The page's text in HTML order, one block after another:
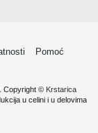
Pomoć
Copyright © Krstarica
u celini i u delovima